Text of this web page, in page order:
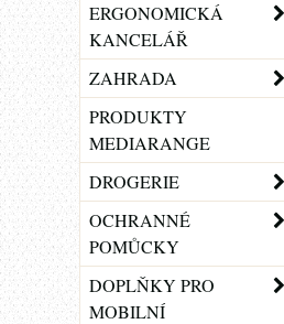
ERGONOMICKÁ
KANCELÁŘ
ZAHRADA
PRODUKTY
MEDIARANGE
DROGERIE
OCHRANNÉ
POMŮCKY
DOPLŇKY PRO
MOBILNÍ